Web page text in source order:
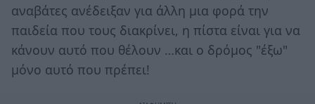
αναβάτες ανέδειξαν για άλλη μια φορά την
παιδεία που τους διακρίνει, η πίστα είναι για να
κάνουν αυτό που θέλουν …και ο δρόμος "έξω"
μόνο αυτό που πρέπει!